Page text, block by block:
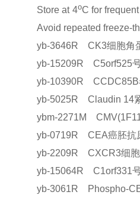
Store at 4oC for
Avoid repeated freeze-
yb-3646R CK3细胞角
yb-15209R C5orf525
yb-10390R CCDC85B
yb-5025R Claudin 14
ybm-2271M
yb-0719R CEA癌胚抗
yb-2209R CXCR3细胞
yb-15064R C1orf331
yb-3061R Phospho-